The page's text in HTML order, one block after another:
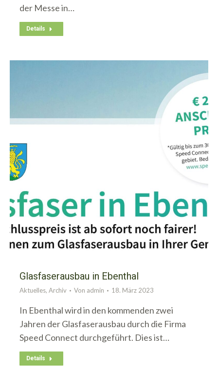
der Messe in…
Details
Glasfaserausbau in Ebenthal
Aktuelles, Archiv Von admin 18. März 2023
In Ebenthal wird in den kommenden zwei
Jahren der Glasfaserausbau durch die Firma
Speed Connect durchgeführt. Dies ist…
Details